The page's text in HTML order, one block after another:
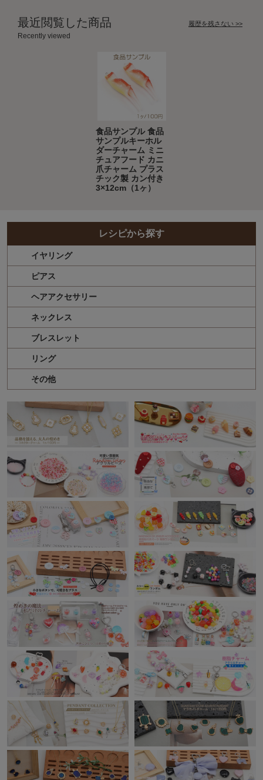
最近閲覧した商品
Recently viewed
履歴を残さない >>
食品サンプル 食品
サンプルキーホル
ダーチャーム ミニ
チュアフード カニ
爪チャーム プラス
チック製 カン付き
3×12cm（1ヶ）
レシピから探す
イヤリング
ピアス
ヘアアクセサリー
ネックレス
ブレスレット
リング
その他